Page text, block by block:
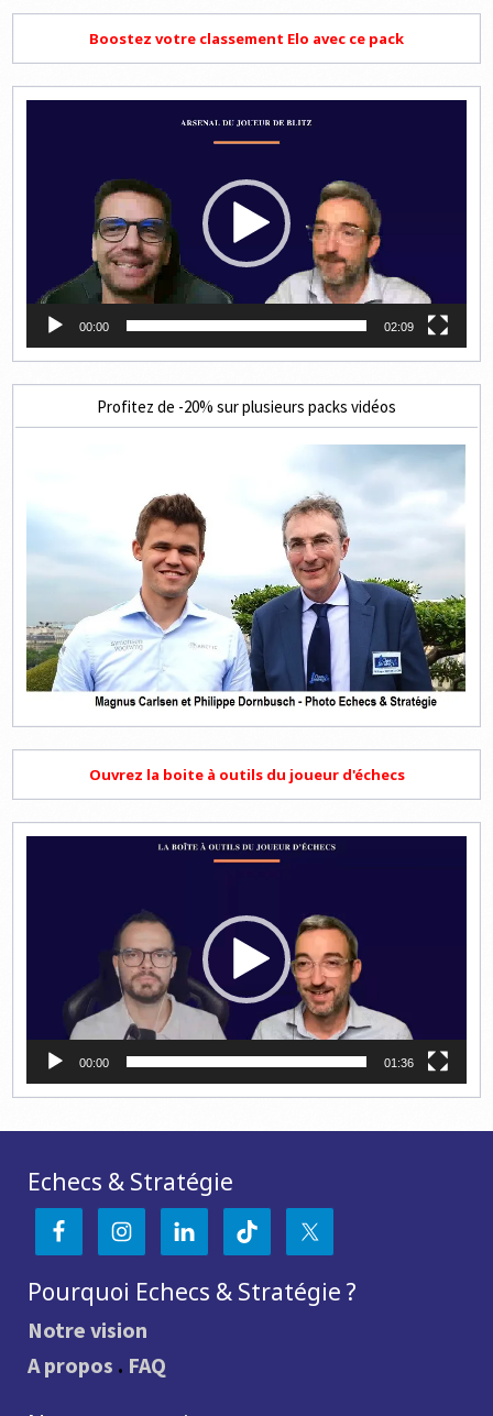
Boostez votre classement Elo avec ce pack
00:00 02:09
Profitez de -20% sur plusieurs packs vidéos
Ouvrez la boite à outils du joueur d'échecs
00:00 01:36
Echecs & Stratégie
Pourquoi Echecs & Stratégie ?
Notre vision
A propos . FAQ